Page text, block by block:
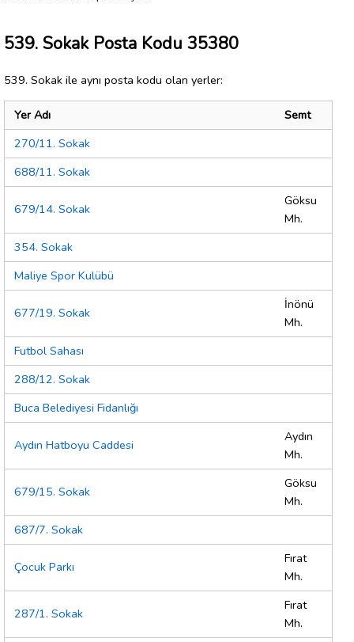
539. Sokak Posta Kodu 35380
539. Sokak ile aynı posta kodu olan yerler:
Yer Adı
Semt
270/11. Sokak
688/11. Sokak
679/14. Sokak
Göksu
Mh.
354. Sokak
Maliye Spor Kulübü
677/19. Sokak
İnönü
Mh.
Futbol Sahası
288/12. Sokak
Buca Belediyesi Fidanlığı
Aydın Hatboyu Caddesi
Aydın
Mh.
679/15. Sokak
Göksu
Mh.
687/7. Sokak
Çocuk Parkı
Fırat
Mh.
287/1. Sokak
Fırat
Mh.